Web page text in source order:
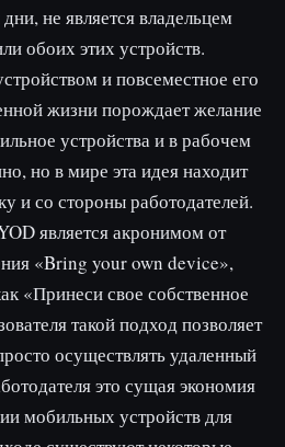
не является владельцем
обоих этих устройств.
и повсеместное его
жизни порождает желание
устройства и в рабочем
но в мире эта идея находит
и со стороны работодателей.
является акронимом от
«Bring your own device»,
«Принеси свое собственное
такой подход позволяет
осуществлять удаленный
это сущая экономия
мобильных устройств для